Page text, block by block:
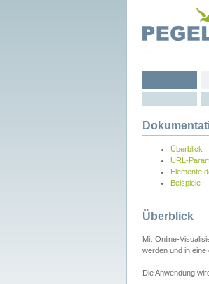
Überblick
URL-
Elemente
Beispiele
Überblick
Mit Online-
werden und in eine
Die Anwendung